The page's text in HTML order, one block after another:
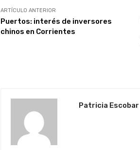
ARTÍCULO ANTERIOR
Puertos: interés de inversores
chinos en Corrientes
Patricia Escobar